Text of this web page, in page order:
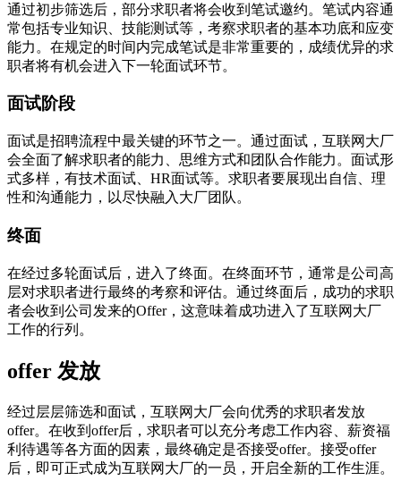
通过初步筛选后，部分求职者将会收到笔试邀约。笔试内容通
常包括专业知识、技能测试等，考察求职者的基本功底和应变
能力。在规定的时间内完成笔试是非常重要的，成绩优异的求
职者将有机会进入下一轮面试环节。
面试阶段
面试是招聘流程中最关键的环节之一。通过面试，互联网大厂
会全面了解求职者的能力、思维方式和团队合作能力。面试形
式多样，有技术面试、HR面试等。求职者要展现出自信、理
性和沟通能力，以尽快融入大厂团队。
终面
在经过多轮面试后，进入了终面。在终面环节，通常是公司高
层对求职者进行最终的考察和评估。通过终面后，成功的求职
者会收到公司发来的Offer，这意味着成功进入了互联网大厂
工作的行列。
offer 发放
经过层层筛选和面试，互联网大厂会向优秀的求职者发放
offer。在收到offer后，求职者可以充分考虑工作内容、薪资福
利待遇等各方面的因素，最终确定是否接受offer。接受offer
后，即可正式成为互联网大厂的一员，开启全新的工作生涯。